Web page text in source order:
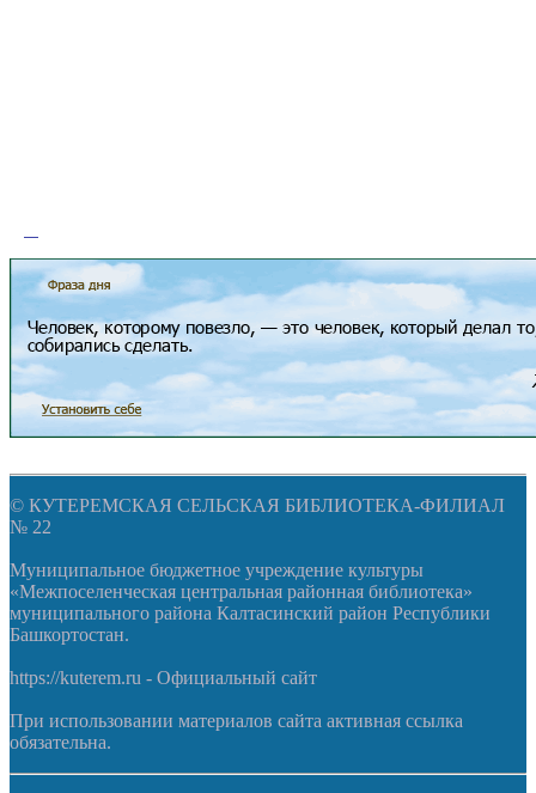
© КУТЕРЕМСКАЯ СЕЛЬСКАЯ БИБЛИОТЕКА-ФИЛИАЛ
№ 22
Муниципальное бюджетное учреждение культуры
«Межпоселенческая центральная районная библиотека»
муниципального района Калтасинский район Республики
Башкортостан.
https://kuterem.ru - Официальный сайт
При использовании материалов сайта активная ссылка
обязательна.